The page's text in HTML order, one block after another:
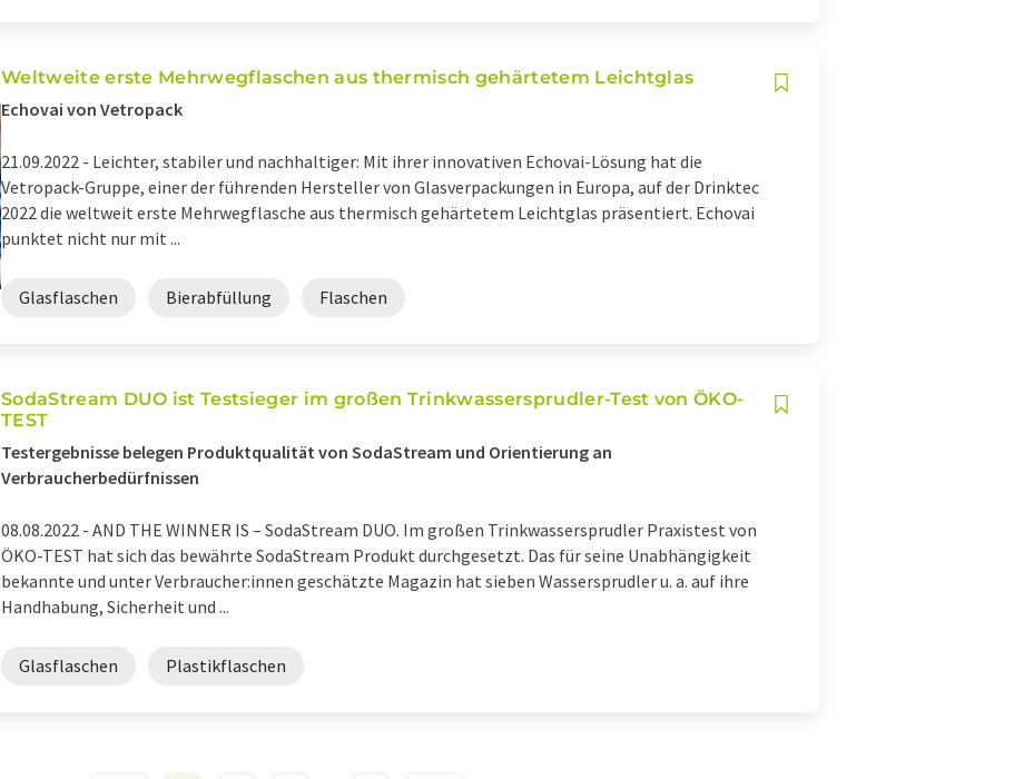
Weltweite erste Mehrwegflaschen aus thermisch gehärtetem Leichtglas
Echovai von Vetropack
21.09.2022 - Leichter, stabiler und nachhaltiger: Mit ihrer innovativen Echovai-Lösung hat die
Vetropack-Gruppe, einer der führenden Hersteller von Glasverpackungen in Europa, auf der Drinktec
2022 die weltweit erste Mehrwegflasche aus thermisch gehärtetem Leichtglas präsentiert. Echovai
punktet nicht nur mit ...
Glasflaschen Bierabfüllung Flaschen
SodaStream DUO ist Testsieger im großen Trinkwassersprudler-Test von ÖKO-
TEST
Testergebnisse belegen Produktqualität von SodaStream und Orientierung an
Verbraucherbedürfnissen
08.08.2022 - AND THE WINNER IS – SodaStream DUO. Im großen Trinkwassersprudler Praxistest von
ÖKO-TEST hat sich das bewährte SodaStream Produkt durchgesetzt. Das für seine Unabhängigkeit
bekannte und unter Verbraucher:innen geschätzte Magazin hat sieben Wassersprudler u. a. auf ihre
Handhabung, Sicherheit und ...
Glasflaschen Plastikflaschen